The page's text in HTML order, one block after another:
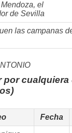
el
de Sevilla
las campanas
por cualquiera
Fecha